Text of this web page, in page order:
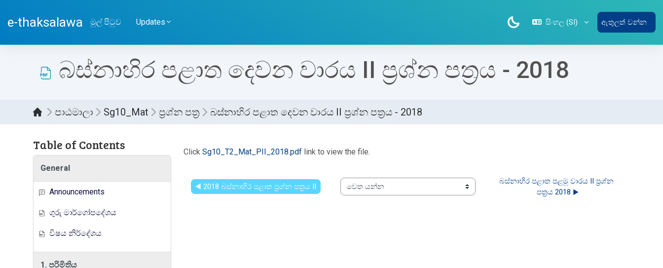
e-thaksalawa මුල් පිටුව Updates සිංහල ‎(SI)‎ ඇතුලත් වන්න
බස්නාහිර පළාත දෙවන වාරය II ප්‍රශ්න පත්‍රය - 2018
පාඨමාලා Sg10_Mat ප්‍රශ්න පත්‍ර බස්නාහිර පළාත දෙවන වාරය II ප්‍රශ්න පත්‍රය - 2018
Table of Contents
General
Announcements
ගුරු මාර්ගෝපදේශය
විෂය නිර්දේශය
1. පරිමිතිය
Click Sg10_T2_Mat_PII_2018.pdf link to view the file.
◀︎ 2018 බස්නාහිර පළාත ප්‍රශ්න පත්‍රය II
වෙත යන්න
බස්නාහිර පළාත පළමු වාරය II ප්‍රශ්න
පත්‍රය 2018 ▶︎